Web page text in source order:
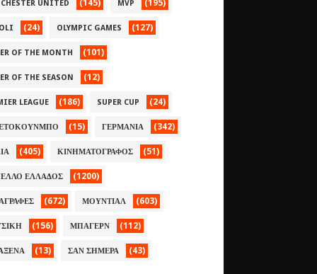
UNITED (145) MVP (195)
(24) OLYMPIC GAMES (127)
OF THE MONTH (101)
OF THE SEASON (12)
LEAGUE (186) SUPER CUP (24)
(15) ΓΕΡΜΑΝΙΑ (342)
(405) ΚΙΝΗΜΑΤΟΓΡΑΦΟΣ (51)
ΕΛΛΑΔΟΣ (1200)
(672) ΜΟΥΝΤΙΑΛ (603)
(156) ΜΠΑΓΕΡΝ (112)
(13) ΣΑΝ ΣΗΜΕΡΑ (43)